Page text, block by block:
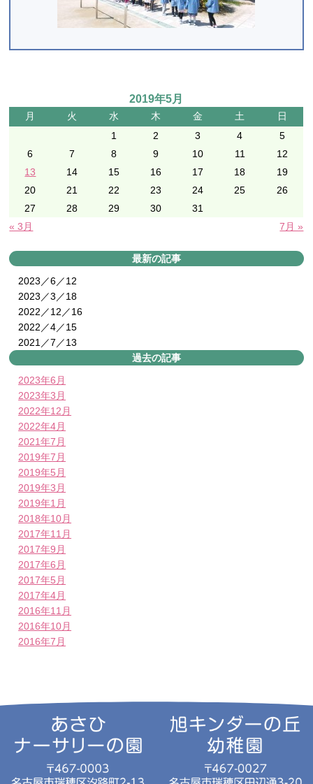
2019年5月
月 火 水 木 金 土 日
« 3月 7月 »
1 2 3 4
5
6
7 8 9 10 11
12
13
14 15 16 17 18
19
20
21 22 23 24 25
26
27
28 29 30 31
最新の記事
2023／6／12
2023／3／18
2022／12／16
2022／4／15
2021／7／13
過去の記事
2023年6月
2023年3月
2022年12月
2022年4月
2021年7月
2019年7月
2019年5月
2019年3月
2019年1月
2018年10月
2017年11月
2017年9月
2017年6月
2017年5月
2017年4月
2016年11月
2016年10月
2016年7月